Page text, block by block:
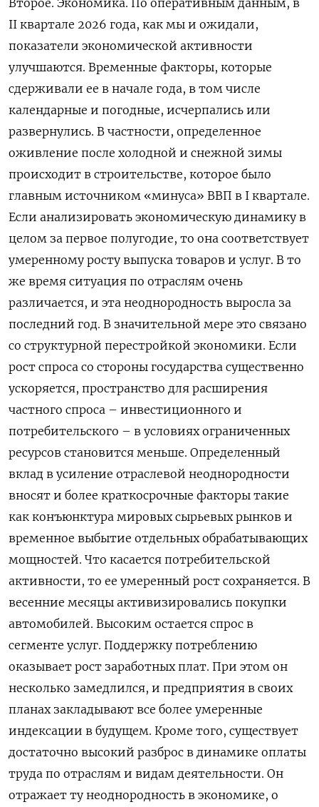
Второе. Экономика. По оперативным данным, в
II квартале 2026 года, как мы и ожидали,
показатели экономической активности
улучшаются. Временные факторы, которые
сдерживали ее в начале года, в том числе
календарные и погодные, исчерпались или
развернулись. В частности, определенное
оживление после холодной и снежной зимы
происходит в строительстве, которое ​было
главным источником «минуса» ВВП в I квартале.
Если анализировать экономическую динамику в
целом за первое полугодие, то она соответствует
умеренному росту выпуска товаров и услуг. В то
же время ситуация по отраслям очень
различается, и эта неоднородность выросла за
последний год. В значительной мере это связано
со структурной перестройкой экономики. Если
рост спроса со ‌стороны государства существенно
ускоряется, пространство для расширения
частного спроса – инвестиционного и
потребительского – в условиях ограниченных
ресурсов становится меньше. Определенный
вклад в усиление отраслевой неоднородности
вносят и более краткосрочные факторы такие
как конъюнктура мировых сырьевых рынков и
временное выбытие отдельных обрабатывающих
мощностей. Что касается потребительской
активности, то ее умеренный рост сохраняется. В
весенние месяцы активизировались ​покупки
автомобилей. Высоким остается спрос в
сегменте услуг. Поддержку потреблению
оказывает рост заработных плат. При этом он
несколько замедлился, и предприятия в своих
планах закладывают все более умеренные
индексации в будущем. Кроме того, существует
достаточно высокий разброс в динамике оплаты
труда по отраслям и видам деятельности. Он
отражает ту неоднородность в экономике, о